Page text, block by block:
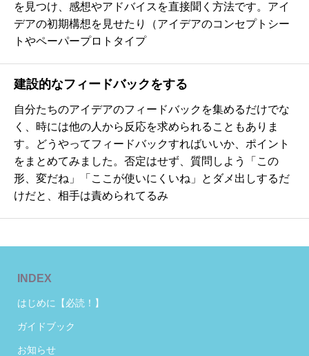
を見つけ、感想やアドバイスを直接聞く方法です。アイ
デアの初期構想を見せたり（アイデアのコンセプトシー
トやペーパープロトタイプ
建設的なフィードバックをする
自分たちのアイデアのフィードバックを集めるだけでな
く、時には他の人から反応を求められることもありま
す。どうやってフィードバックすればいいか、ポイント
をまとめてみました。否定はせず、質問しよう「この
形、変だね」「ここが使いにくいね」とダメ出しするだ
けだと、相手は責められてるみ
INDEX
はじめに【必読！】
ガイドブック
お知らせ